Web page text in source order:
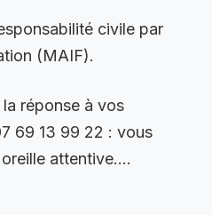
civile par
(MAIF).
réponse à vos
69 13 99 22 : vous
attentive….